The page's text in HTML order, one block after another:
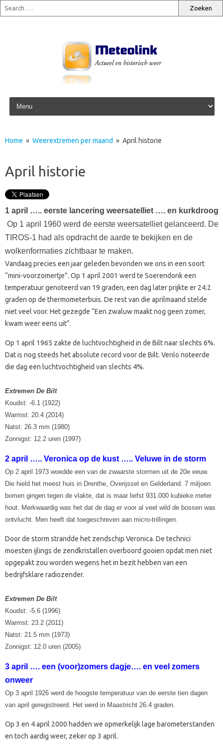
Skip to content
Home » Weerextremen per maand » April historie
April historie
1 april ….. eerste lancering weersatelliet …. en kurkdroog
Op 1 april 1960 werd de eerste weersatelliet gelanceerd. De
TIROS-1 had als opdracht de aarde te bekijken en de
wolkenformaties zichtbaar te maken.
Vandaag precies een jaar geleden bevonden we ons in een soort
“mini-voorzomertje”. Op 1 april 2001 werd te Soerendonk een
temperatuur genoteerd van 19 graden, een dag later prijkte er 24.2
graden op de thermometerbuis. De rest van die aprilmaand stelde
niet veel voor. Het gezegde “Een zwaluw maakt nog geen zomer,
kwam weer eens uit”.
Op 1 april 1965 zakte de luchtvochtigheid in de Bilt naar slechts 6%.
Dat is nog steeds het absolute record voor de Bilt. Venlo noteerde
die dag een luchtvochtigheid van slechts 4%.
Extremen De Bilt
Koudst: -6.1 (1922)
Warmst: 20.4 (2014)
Natst: 26.3 mm (1980)
Zonnigst: 12.2 uren (1997)
2 april ….. Veronica op de kust ….. Veluwe in de storm
Op 2 april 1973 woedde een van de zwaarste stormen uit de 20e eeuw.
Die hield het meest huis in Drenthe, Overijssel en Gelderland. 7 miljoen
bomen gingen tegen de vlakte, dat is maar liefst 931.000 kubieke meter
hout. Merkwaardig was het dat de dag er voor al veel wild de bossen was
ontvlucht. Men heeft dat toegeschreven aan micro-trillingen.
Door de storm strandde het zendschip Veronica. De technici
moesten ijlings de zendkristallen overboord gooien opdat men niet
opgepakt zou worden wegens het in bezit hebben van een
bedrijfsklare radiozender.
Extremen De Bilt
Koudst: -5.6 (1996)
Warmst: 23.2 (2011)
Natst: 21.5 mm (1973)
Zonnigst: 12.0 uren (2005)
3 april …. een (voor)zomers dagje…. en veel zomers
onweer
Op 3 april 1926 werd de hoogste temperatuur van de eerste tien dagen
van april geregistreerd. Het werd in Maastricht 26.4 graden.
Op 3 en 4 april 2000 hadden we opmerkelijk lage barometerstanden
en toch aardig weer, zeker op 3 april.